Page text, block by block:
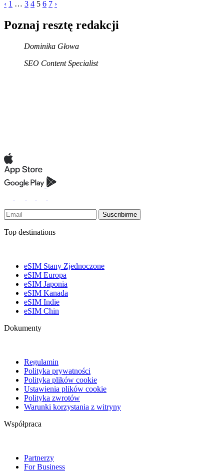
‹ 1 … 3 4 5 6 7 ›
Poznaj resztę redakcji
Dominika Głowa
SEO Content Specialist
Suscribirme
Top destinations
eSIM Stany Zjednoczone
eSIM Europa
eSIM Japonia
eSIM Kanada
eSIM Indie
eSIM Chin
Dokumenty
Regulamin
Polityka prywatności
Polityka plików cookie
Ustawienia plików cookie
Polityka zwrotów
Warunki korzystania z witryny
Współpraca
Partnerzy
For Business